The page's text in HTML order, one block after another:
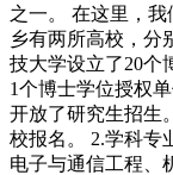
之一。 在这里，
乡有两所高校，分
技大学设立了20个
1个博士学位授权
开放了研究生招生
校报名。 2.学科专
电子与通信工程、